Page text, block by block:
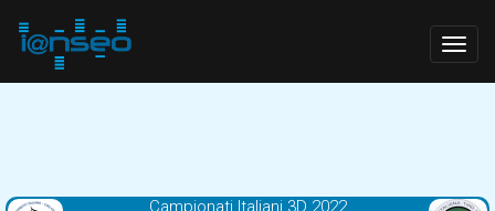
Campionati Italiani 3D 2022